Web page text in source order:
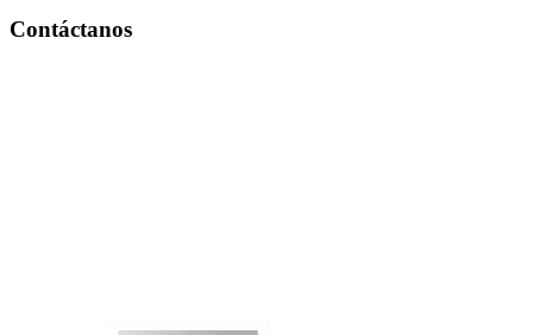
Contáctanos